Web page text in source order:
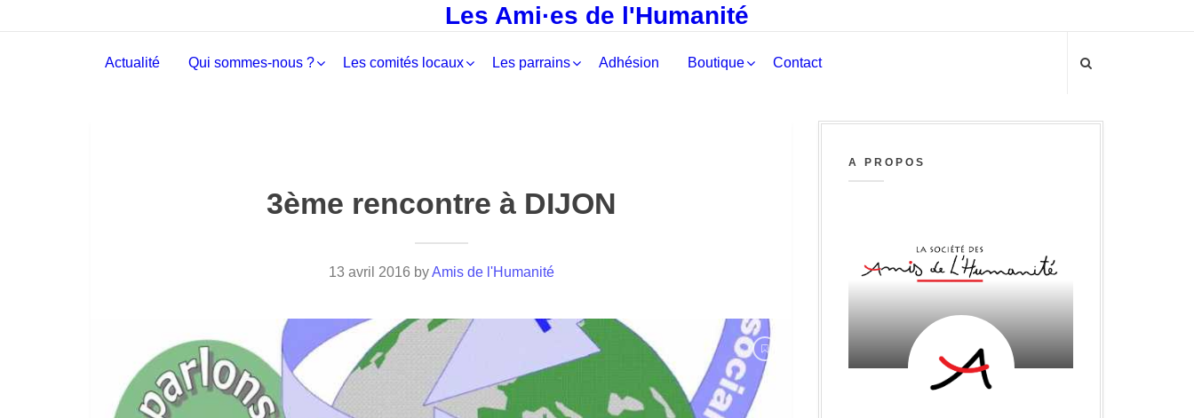
Les Ami·es de l'Humanité
Actualité Qui sommes-nous ? Les comités locaux Les parrains Adhésion Boutique Contact
3ème rencontre à DIJON
13 avril 2016 byAmis de l'Humanité
A PROPOS